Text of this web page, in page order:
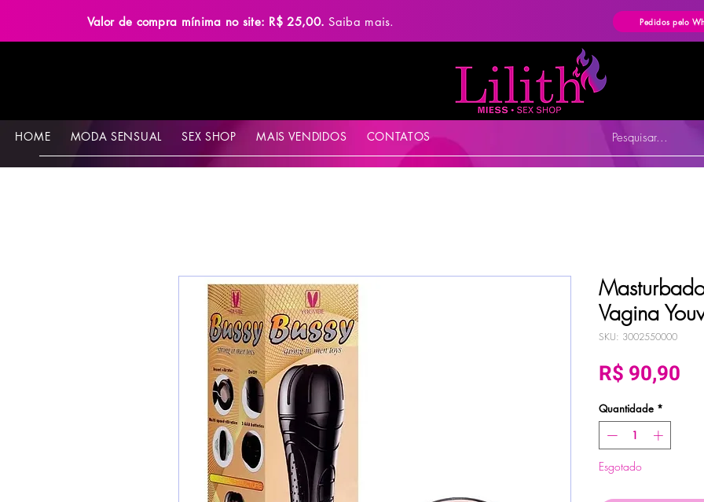
Valor de compra mínima no site: R$ 25,00.Saiba mais. Pedidos pelo
HOME MODA SENSUAL SEX SHOP MAIS VENDIDOS CONTATOS Pesquisar...
Vagina
SKU: 3002550000
R$ 90,90
Quantidade *
Esgotado